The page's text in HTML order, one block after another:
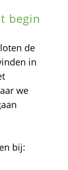
begin
de
in
we
bij: